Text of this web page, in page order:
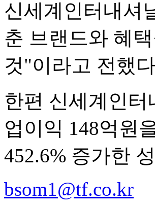
신세계인터내셔
춘 브랜드와 혜
것"이라고 전했
한편 신세계인터
업이익 148억원
452.6% 증가한
bsom1@tf.co.kr